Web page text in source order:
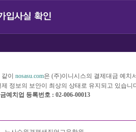
이 nosasu.com은 (주)이니시스의 결제대금 예치
제 정보의 보안이 최상의 상태로 유지되고 있습니
예치업 등록번호 : 02-006-00013